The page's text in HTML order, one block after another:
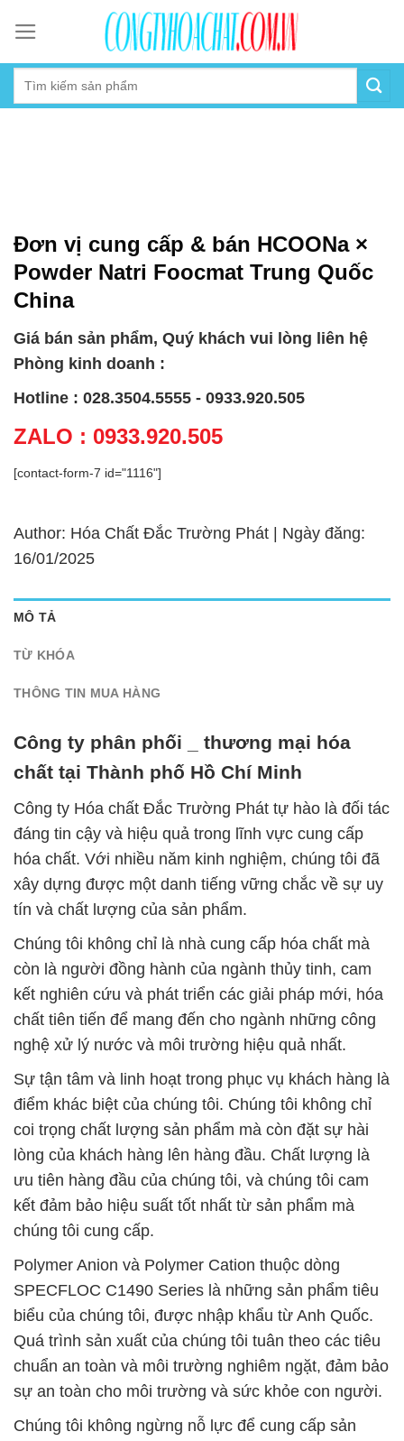
content
Đơn vị cung cấp & bán HCOONa ×
Powder Natri Foocmat Trung Quốc
China
Giá bán sản phẩm, Quý khách vui lòng liên hệ
Phòng kinh doanh :
Hotline : 028.3504.5555 - 0933.920.505
ZALO : 0933.920.505
[contact-form-7 id="1116"]
Author: Hóa Chất Đắc Trường Phát | Ngày đăng:
16/01/2025
MÔ TẢ
TỪ KHÓA
THÔNG TIN MUA HÀNG
Công ty phân phối _ thương mại hóa
chất tại Thành phố Hồ Chí Minh
Công ty Hóa chất Đắc Trường Phát tự hào là đối tác
đáng tin cậy và hiệu quả trong lĩnh vực cung cấp
hóa chất. Với nhiều năm kinh nghiệm, chúng tôi đã
xây dựng được một danh tiếng vững chắc về sự uy
tín và chất lượng của sản phẩm.
Chúng tôi không chỉ là nhà cung cấp hóa chất mà
còn là người đồng hành của ngành thủy tinh, cam
kết nghiên cứu và phát triển các giải pháp mới, hóa
chất tiên tiến để mang đến cho ngành những công
nghệ xử lý nước và môi trường hiệu quả nhất.
Sự tận tâm và linh hoạt trong phục vụ khách hàng là
điểm khác biệt của chúng tôi. Chúng tôi không chỉ
coi trọng chất lượng sản phẩm mà còn đặt sự hài
lòng của khách hàng lên hàng đầu. Chất lượng là
ưu tiên hàng đầu của chúng tôi, và chúng tôi cam
kết đảm bảo hiệu suất tốt nhất từ sản phẩm mà
chúng tôi cung cấp.
Polymer Anion và Polymer Cation thuộc dòng
SPECFLOC C1490 Series là những sản phẩm tiêu
biểu của chúng tôi, được nhập khẩu từ Anh Quốc.
Quá trình sản xuất của chúng tôi tuân theo các tiêu
chuẩn an toàn và môi trường nghiêm ngặt, đảm bảo
sự an toàn cho môi trường và sức khỏe con người.
Chúng tôi không ngừng nỗ lực để cung cấp sản